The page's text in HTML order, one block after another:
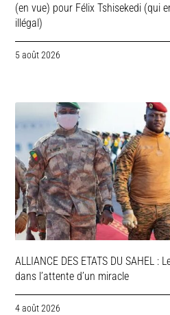
(en vue) pour Félix Tshisekedi (qui
illégal)
5 août 2026
ALLIANCE DES ETATS DU SAHEL
dans l’attente d’un miracle
4 août 2026